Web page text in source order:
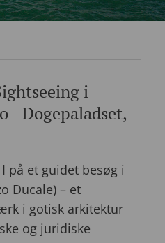
i
- Dogepaladset,
på et guidet besøg i
Ducale) – et
i gotisk arkitektur
og juridiske